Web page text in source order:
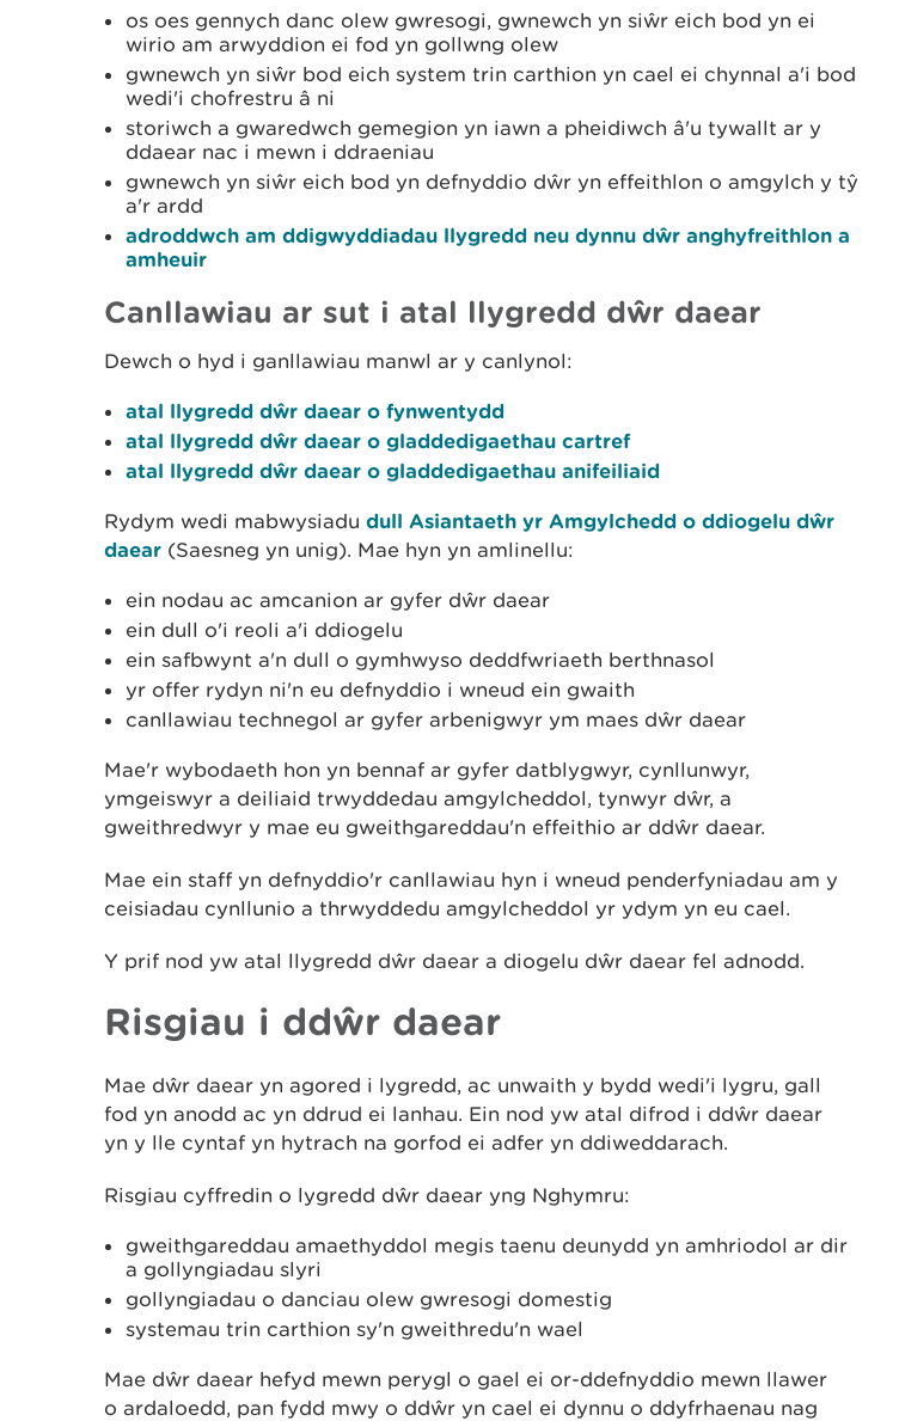
os oes gennych danc olew gwresogi, gwnewch yn siŵr eich bod yn ei
wirio am arwyddion ei fod yn gollwng olew
gwnewch yn siŵr bod eich system trin carthion yn cael ei chynnal a'i bod
wedi'i chofrestru â ni
storiwch a gwaredwch gemegion yn iawn a pheidiwch â'u tywallt ar y
ddaear nac i mewn i ddraeniau
gwnewch yn siŵr eich bod yn defnyddio dŵr yn effeithlon o amgylch y tŷ
a'r ardd
adroddwch am ddigwyddiadau llygredd neu dynnu dŵr anghyfreithlon a
amheuir
Canllawiau ar sut i atal llygredd dŵr daear
Dewch o hyd i ganllawiau manwl ar y canlynol:
atal llygredd dŵr daear o fynwentydd
atal llygredd dŵr daear o gladdedigaethau cartref
atal llygredd dŵr daear o gladdedigaethau anifeiliaid
Rydym wedi mabwysiadu dull Asiantaeth yr Amgylchedd o ddiogelu dŵr
daear (Saesneg yn unig). Mae hyn yn amlinellu:
ein nodau ac amcanion ar gyfer dŵr daear
ein dull o'i reoli a'i ddiogelu
ein safbwynt a'n dull o gymhwyso deddfwriaeth berthnasol
yr offer rydyn ni'n eu defnyddio i wneud ein gwaith
canllawiau technegol ar gyfer arbenigwyr ym maes dŵr daear
Mae'r wybodaeth hon yn bennaf ar gyfer datblygwyr, cynllunwyr,
ymgeiswyr a deiliaid trwyddedau amgylcheddol, tynwyr dŵr, a
gweithredwyr y mae eu gweithgareddau'n effeithio ar ddŵr daear.
Mae ein staff yn defnyddio'r canllawiau hyn i wneud penderfyniadau am y
ceisiadau cynllunio a thrwyddedu amgylcheddol yr ydym yn eu cael.
Y prif nod yw atal llygredd dŵr daear a diogelu dŵr daear fel adnodd.
Risgiau i ddŵr daear
Mae dŵr daear yn agored i lygredd, ac unwaith y bydd wedi'i lygru, gall
fod yn anodd ac yn ddrud ei lanhau. Ein nod yw atal difrod i ddŵr daear
yn y lle cyntaf yn hytrach na gorfod ei adfer yn ddiweddarach.
Risgiau cyffredin o lygredd dŵr daear yng Nghymru:
gweithgareddau amaethyddol megis taenu deunydd yn amhriodol ar dir
a gollyngiadau slyri
gollyngiadau o danciau olew gwresogi domestig
systemau trin carthion sy'n gweithredu'n wael
Mae dŵr daear hefyd mewn perygl o gael ei or-ddefnyddio mewn llawer
o ardaloedd, pan fydd mwy o ddŵr yn cael ei dynnu o ddyfrhaenau nag